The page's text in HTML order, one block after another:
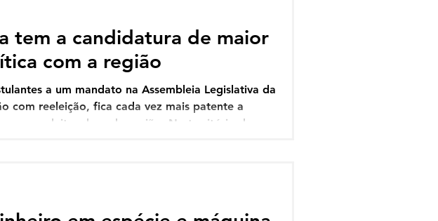
tem a candidatura de maior
com a região
a um mandato na Assembleia Legislativa da
fica cada vez mais patente a
com o eleitor de cada região. No território da
deputada pessed